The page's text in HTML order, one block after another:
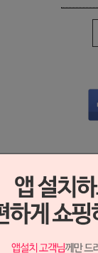
상세정보 새창 열기